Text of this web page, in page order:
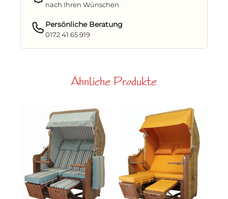
entdecken und Ostsee-Flair nach Hause
nach Ihren Wünschen
Persönliche Beratung
0172 41 65 919
Ähnliche Produkte